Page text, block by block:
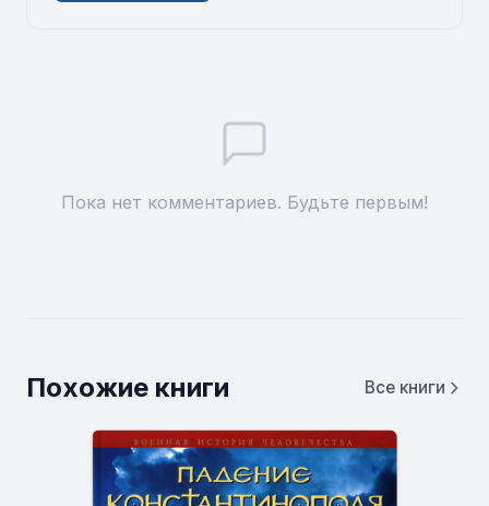
Пока нет комментариев. Будьте первым!
Похожие книги Все книги